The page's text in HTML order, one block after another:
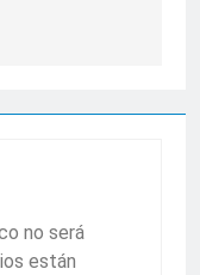
no será
están